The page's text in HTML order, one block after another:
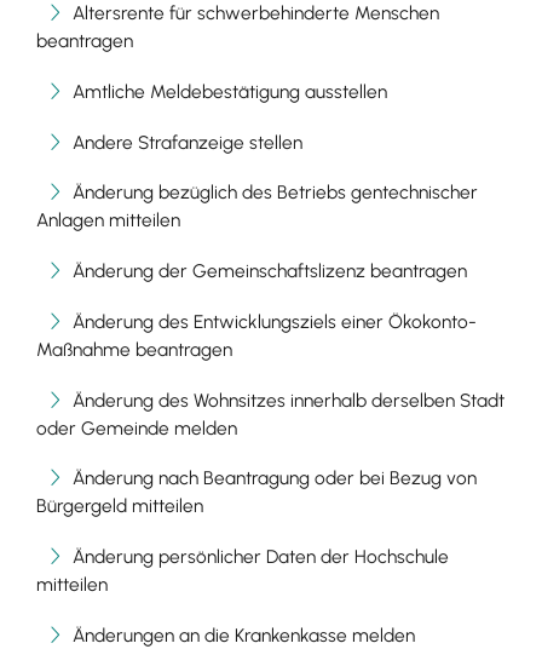
Altersrente für schwerbehinderte Menschen
beantragen
Amtliche Meldebestätigung ausstellen
Andere Strafanzeige stellen
Änderung bezüglich des Betriebs gentechnischer
Anlagen mitteilen
Änderung der Gemeinschaftslizenz beantragen
Änderung des Entwicklungsziels einer Ökokonto-
Maßnahme beantragen
Änderung des Wohnsitzes innerhalb derselben Stadt
oder Gemeinde melden
Änderung nach Beantragung oder bei Bezug von
Bürgergeld mitteilen
Änderung persönlicher Daten der Hochschule
mitteilen
Änderungen an die Krankenkasse melden